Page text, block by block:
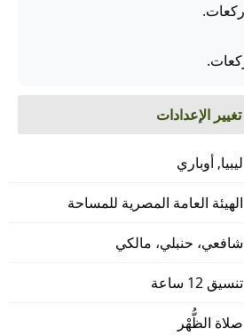
تغيير الإعدادات
ليبيا, أوباري
الهيئة العامة المصرية للمساحة
شافعي، حنبلي، مالكي
تنسيق 12 ساعة
صلاة الظُّهْر